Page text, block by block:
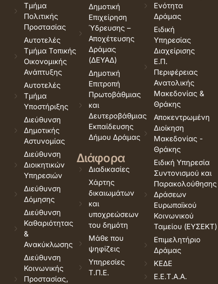
Τμήμα
Πολιτικής
Προστασίας
Αυτοτελές
Τμήμα Τοπικής
Οικονομικής
Ανάπτυξης
Αυτοτελές
Τμήμα
Υποστήριξης
Διεύθυνση
Δημοτικής
Αστυνομίας
Διεύθυνση
Διοικητικών
Υπηρεσιών
Διεύθυνση
Δόμησης
Διεύθυνση
Καθαριότητας
&
Ανακύκλωσης
Διεύθυνση
Κοινωνικής
Προστασίας,
Δημοτική
Επιχείρηση
Ύδρευσης –
Αποχέτευσης
Δράμας
(ΔΕΥΑΔ)
Δημοτική
Επιτροπή
Πρωτοβάθμιας
και
Δευτεροβάθμιας
Εκπαίδευσης
Δήμου Δράμας
Διάφορα
Διαδικασίες
Χάρτης
δικαιωμάτων
και
υποχρεώσεων
του δημότη
Μάθε που
ψηφίζεις
Υπηρεσίες
Τ.Π.Ε.
Ενότητα
Δράμας
Ειδική
Υπηρεσίας
Διαχείρισης
Ε.Π.
Περιφέρειας
Ανατολικής
Μακεδονίας &
Θράκης
Αποκεντρωμένη
Διοίκηση
Μακεδονίας -
Θράκης
Ειδική Υπηρεσία
Συντονισμού και
Παρακολούθησης
Δράσεων
Ευρωπαϊκού
Κοινωνικού
Ταμείου (ΕΥΣΕΚΤ)
Επιμελητήριο
Δράμας
ΚΕΔΕ
Ε.Ε.Τ.Α.Α.